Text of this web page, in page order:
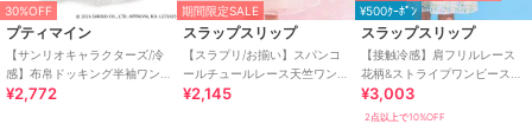
30%OFF
プティマイン
【サンリオキャラクターズ/冷
感】布帛ドッキング半袖ワン
ピース
¥2,772
期間限定SALE
スラップスリップ
【スラプリ/お揃い】スパンコ
ールチュールレース天竺ワン
ピース(80~130cm)
¥2,145
¥500ｸｰﾎﾟﾝ
スラップスリップ
【接触冷感】肩フリルレース
花柄&ストライプワンピース
(80~130cm)
¥3,003
2点以上で10%OFF